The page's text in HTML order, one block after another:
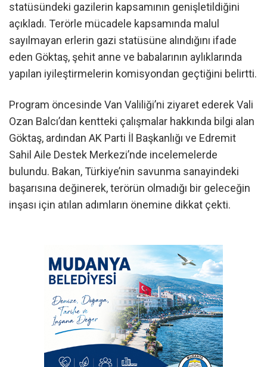
statüsündeki gazilerin kapsamının genişletildiğini
açıkladı. Terörle mücadele kapsamında malul
sayılmayan erlerin gazi statüsüne alındığını ifade
eden Göktaş, şehit anne ve babalarının aylıklarında
yapılan iyileştirmelerin komisyondan geçtiğini belirtti.
Program öncesinde Van Valiliği’ni ziyaret ederek Vali
Ozan Balcı’dan kentteki çalışmalar hakkında bilgi alan
Göktaş, ardından AK Parti İl Başkanlığı ve Edremit
Sahil Aile Destek Merkezi’nde incelemelerde
bulundu. Bakan, Türkiye’nin savunma sanayindeki
başarısına değinerek, terörün olmadığı bir geleceğin
inşası için atılan adımların önemine dikkat çekti.